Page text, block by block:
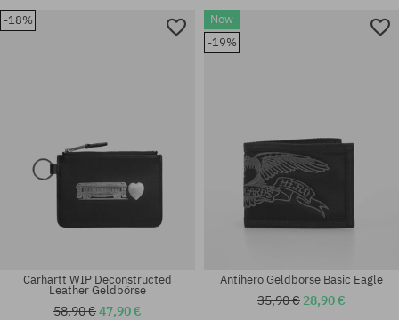
Verfügbare Größen:
-18%
Carhartt WIP Deconstructed
Leather Geldbörse
58,90 €47,90 €
New
-19%
Antihero Geldbörse Basic Eagle
35,90 € 28,90 €